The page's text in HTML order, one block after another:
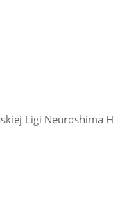
Ligi Neuroshima